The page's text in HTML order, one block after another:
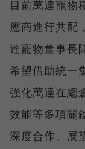
目前萬達寵物
應商進行共配
達寵物董事長
希望借助統一
強化萬達在總
效能等多項關
深度合作。展